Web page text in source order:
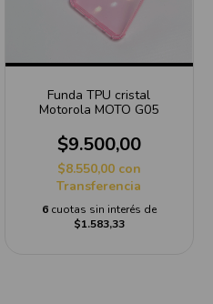
Funda TPU cristal
Motorola MOTO G05
$9.500,00
$8.550,00 con
Transferencia
6 cuotas sin interés de
$1.583,33